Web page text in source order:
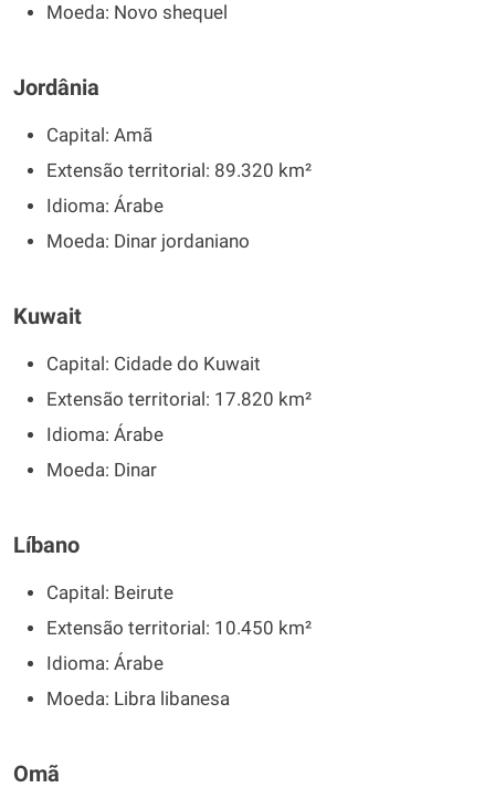
Moeda: Novo shequel
Jordânia
Capital: Amã
Extensão territorial: 89.320 km²
Idioma: Árabe
Moeda: Dinar jordaniano
Kuwait
Capital: Cidade do Kuwait
Extensão territorial: 17.820 km²
Idioma: Árabe
Moeda: Dinar
Líbano
Capital: Beirute
Extensão territorial: 10.450 km²
Idioma: Árabe
Moeda: Libra libanesa
Omã